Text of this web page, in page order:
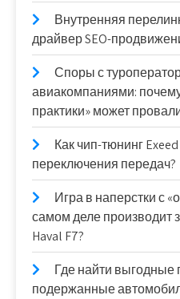
Внутренняя
драйвер SEO-
Споры с
авиакомпаниями:
практики» может
Как чип-тюнинг
переключения передач?
Игра в наперстки с
самом деле производит
Haval F7?
Где найти
подержанные